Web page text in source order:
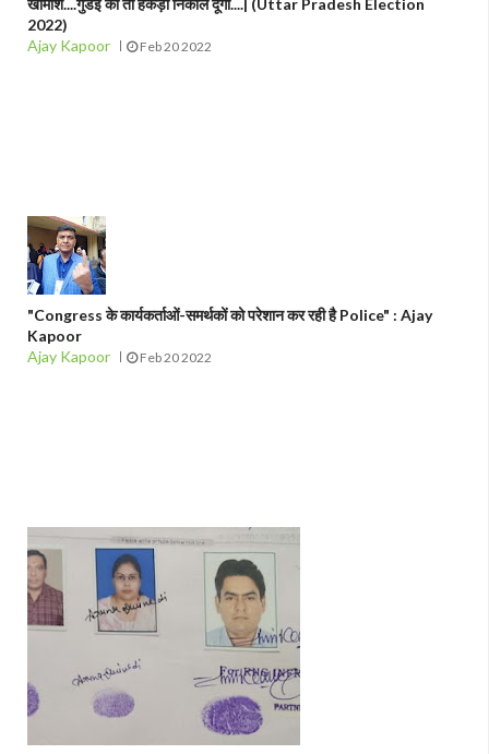
2022)
Ajay Kapoor
Feb 20 2022
"Congress के कार्यकर्ताओं-समर्थकों को परेशान कर रही है Police" : Ajay
Kapoor
Ajay Kapoor
Feb 20 2022